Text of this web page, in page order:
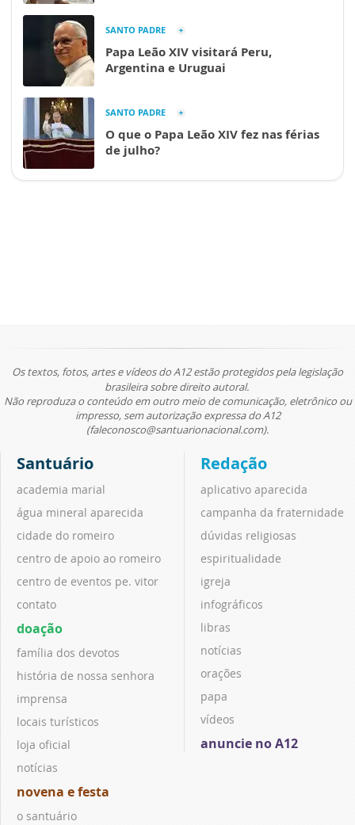
SANTO PADRE
Papa Leão XIV visitará Peru,
Argentina e Uruguai
SANTO PADRE
O que o Papa Leão XIV fez nas férias
de julho?
Os textos, fotos, artes e vídeos do A12 estão protegidos pela legislação
brasileira sobre direito autoral.
Não reproduza o conteúdo em outro meio de comunicação, eletrônico ou
impresso, sem autorização expressa do A12
(faleconosco@santuarionacional.com).
Santuário
academia marial
água mineral aparecida
cidade do romeiro
centro de apoio ao romeiro
centro de eventos pe. vitor
contato
doação
família dos devotos
história de nossa senhora
imprensa
locais turísticos
loja oficial
notícias
novena e festa
o santuário
Redação
aplicativo aparecida
campanha da fraternidade
dúvidas religiosas
espiritualidade
igreja
infográficos
libras
notícias
orações
papa
vídeos
anuncie no A12